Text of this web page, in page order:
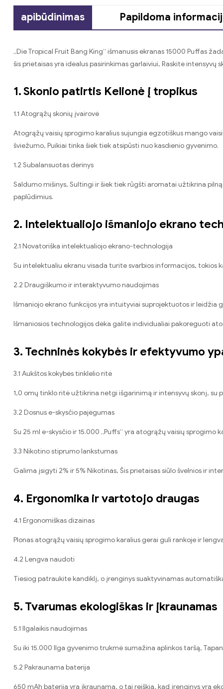
apibūdinimas Papildoma
„Die Tropical Fruit Bang King“ išmanusis ekranas 15000 Puffas
šis prietaisas yra idealus pasirinkimas garlaiviui, Raskite intensyvų
1. Skonio patirtis Kelionė į tropikus
1.1 Atogrąžų skonių įvairovė
Atogrąžų vaisių sprogimo karalius sujungia egzotiškus mango
šviežumo, Puikiai tinka šiek tiek atsipūsti nuo kasdienio gyvenimo.
1.2 Subalansuotas derinys
Saldumo mišinys, Sultingi ir šiek tiek rūgšti aromatai užtikrina
paplūdimius.
2. Intelektualiojo išmaniojo ekrano
2.1 Novatoriška intelektualiojo ekrano-technologija
Su intelektualiu ekranu visada turite svarbios informacijos, tokios
2.2 Draugiškumo ir interaktyvumo naudojimas
Išmaniojo ekrano funkcijos yra intuityviai suprojektuotos ir leidžia
Išmaniosios technologijos dėka galite individualiai pakoreguoti
3. Techninės kokybės ir efektyvumo
3.1 Aukštos kokybės tinklelio ritė
1,0 omų tinklo ritė užtikrina netgi išgarinimą ir intensyvų skonį, su
3.2 Dosnus e-skysčio pajėgumas
Su 25 ml e-skysčio ir 15.000 „Puffs“ yra atogrąžų vaisių
3.3 Nikotino stiprumo lankstumas
Galima įsigyti 2% ir 5% Nikotinas, Šis prietaisas siūlo švelnios ir
4. Ergonomika ir vartotojo draugas
4.1 Ergonomiškas dizainas
Plonas atogrąžų vaisių sprogimo karalius gerai guli rankoje ir
4.2 Lengva naudoti
Tiesiog patraukite kandiklį, o įrenginys suaktyvinamas
5. Tvarumas ekologiškas ir įkraunamas
5.1 Ilgalaikis naudojimas
Su iki 15.000 Ilga gyvenimo trukmė sumažina aplinkos taršą,
5.2 Pakraunama baterija
650 mAh baterija yra įkraunama, o tai reiškia, kad įrenginys yra